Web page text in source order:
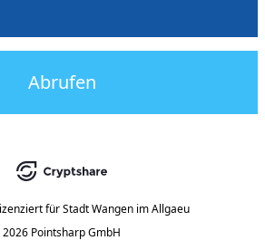
Abrufen
für Stadt Wangen im Allgaeu
2026 Pointsharp GmbH